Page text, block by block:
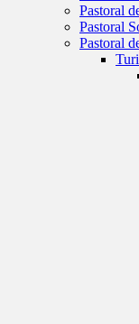
Pastoral
Pastoral
Pastoral